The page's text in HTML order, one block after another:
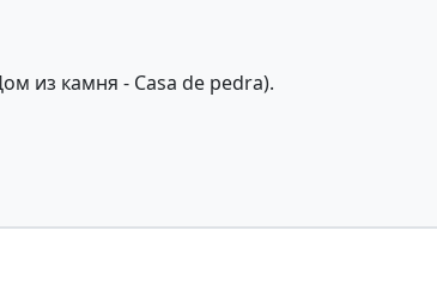
из камня - Casa de pedra).